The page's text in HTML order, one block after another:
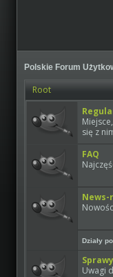
Polskie Forum
Root
się z
FAQ
News-
Działy
Uwagi